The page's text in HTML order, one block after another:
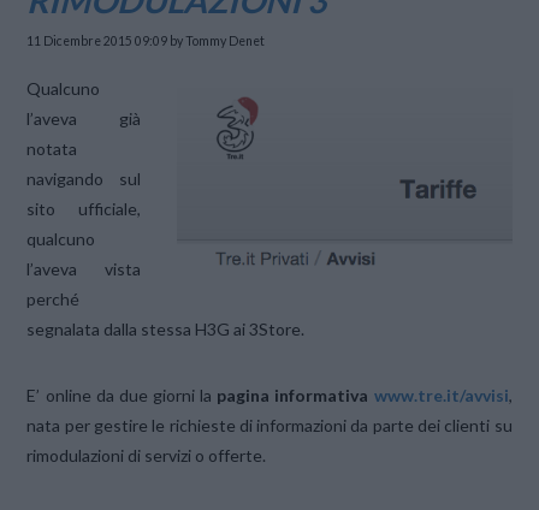
11 Dicembre 2015 09:09 by Tommy Denet
Qualcuno
l’aveva già
notata
navigando sul
sito ufficiale,
qualcuno
l’aveva vista
perché
segnalata dalla stessa H3G ai 3Store.
E’ online da due giorni la pagina informativa www.tre.it/avvisi,
nata per gestire le richieste di informazioni da parte dei clienti su
rimodulazioni di servizi o offerte.